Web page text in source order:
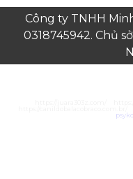
Công ty TNHH
0318745942. Chủ